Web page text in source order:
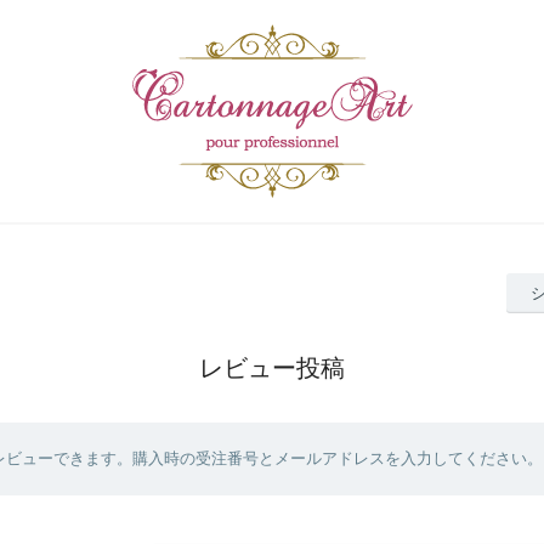
レビュー投稿
ューできます。購入時の受注番号とメールアドレスを入力してください。